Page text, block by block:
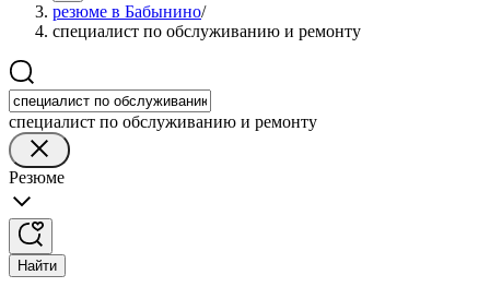
резюме в Бабынино/
специалист по обслуживанию и ремонту
специалист по обслуживанию и ремонту
Резюме
Найти